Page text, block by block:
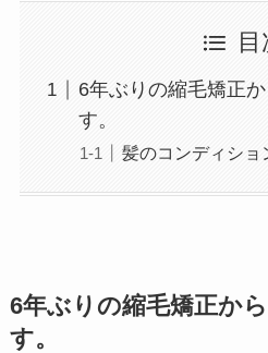
目
6年ぶりの縮毛矯正
す。
髪のコンディショ
6年ぶりの縮毛矯正か
す。